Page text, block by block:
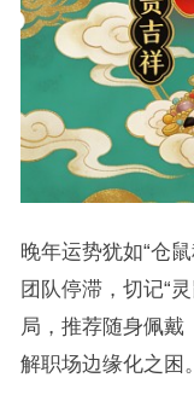
晚年运势犹如“仓
团队停滞，切记“
局，推荐随身佩戴
解职场边缘化之困。